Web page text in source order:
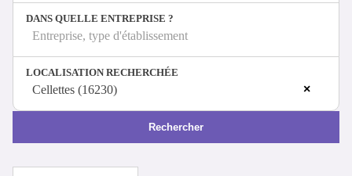
Se connecter
Espace candidat
Espace recruteur
DANS QUELLE ENTREPRISE ?
Entreprise, type d'établissement
LOCALISATION RECHERCHÉE
×
Cellettes (16230)
Rechercher